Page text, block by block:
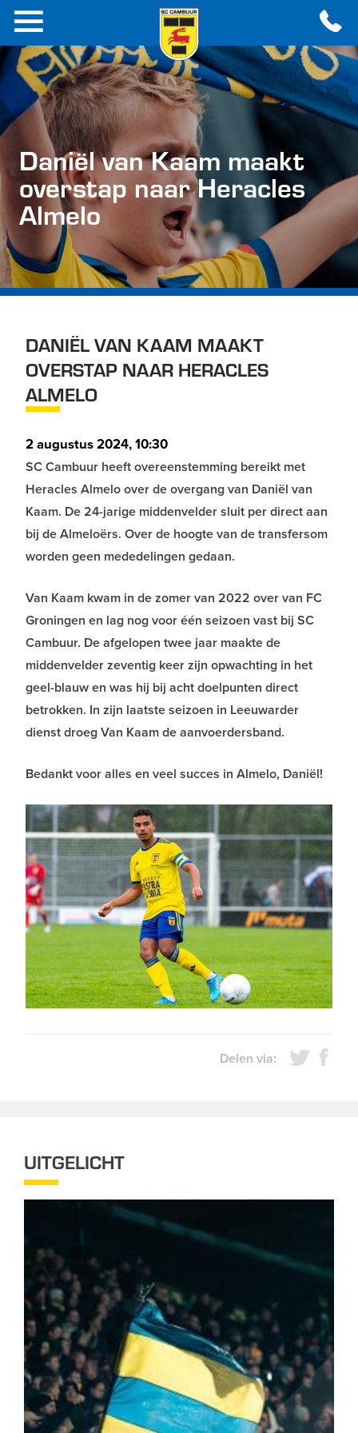
Daniël van Kaam maakt
overstap naar Heracles
Almelo
DANIËL VAN KAAM MAAKT
OVERSTAP NAAR HERACLES
ALMELO
2 augustus 2024, 10:30
SC Cambuur heeft overeenstemming bereikt met
Heracles Almelo over de overgang van Daniël van
Kaam. De 24-jarige middenvelder sluit per direct aan
bij de Almeloërs. Over de hoogte van de transfersom
worden geen mededelingen gedaan.
Van Kaam kwam in de zomer van 2022 over van FC
Groningen en lag nog voor één seizoen vast bij SC
Cambuur. De afgelopen twee jaar maakte de
middenvelder zeventig keer zijn opwachting in het
geel-blauw en was hij bij acht doelpunten direct
betrokken. In zijn laatste seizoen in Leeuwarder
dienst droeg Van Kaam de aanvoerdersband.
Bedankt voor alles en veel succes in Almelo, Daniël!
Delen via:
UITGELICHT